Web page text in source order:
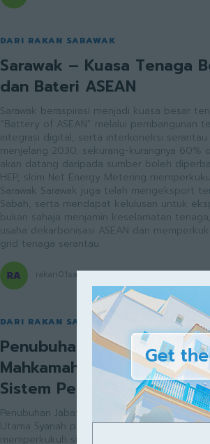
DARI RAKAN SARAWAK
Sarawak – Kuasa Tenaga
dan Bateri ASEAN
Sarawak beraspirasi menjadi kuasa besar
“Battery of ASEAN” melalui pembangunan
integrasi digital, serta interkoneksi serantau. Dengan sasaran 10GW
menjelang 2030, sekurang-kurangnya 60%
akan datang daripada sumber boleh
HEP, skim Net Energy Metering
Sarawak Sarawak juga telah mengeksport tenaga ke Kalimantan Barat dan
Sabah, serta mendapat kelulusan untuk
bukan sahaja menjamin keselamatan
usaha dekarbonisasi ASEAN dan
grid tenaga serantau.
rakan01sarawak - February 11, 2026
DARI RAKAN SARAWAK
Penubuhan Jabatan
Mahkamah Utama Syariah
Sistem Perundangan Islam
Penubuhan Jabatan Pendakwaan Syariah
Utama Syariah pada tahun 2026
memperkukuh sistem kehakiman syariah